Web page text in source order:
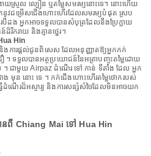
ពងាយស្រួល ល្បឿន ឬតម្លៃសមរម្យនោះទេ។ នោះហើយ
កនូវជម្រើសជើងហោះហើរដែលសមរម្យបំផុត ស្រប
បីដង អ្នកអាចទទួលបានសំបុត្រដែលនឹងប្រែក្លាយ
រីករាយ និងគ្មានថ្នេរ។
Hin
ងការផ្តល់ជូនពិសេស ដែលអនុញ្ញាតឱ្យអ្នកកក់
។ ទទួលបានអត្ថប្រយោជន៍នៃអត្រាបញ្ចុះតម្លៃដោយ
ាមួយ Airpaz ដំណើរ ទៅ កាន់ ទីតាំង ដែល អ្នក
ង មុន នោះ ទេ ។ កក់ជើងហោះហើរតម្លៃថោករបស់
ណើរដ៏អស្ចារ្យ និងការសន្សំសំចៃដែលមិនអាចយក
ពី Chiang Mai ទៅ Hua Hin